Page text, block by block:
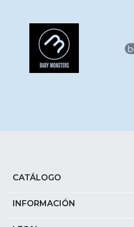
CATÁLOGO
INFORMACIÓN